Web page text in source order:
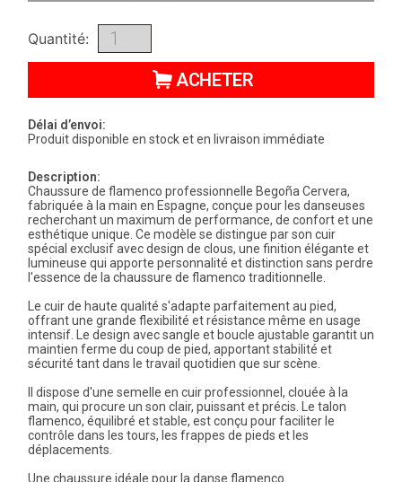
Quantité:
ACHETER
Délai d’envoi:
Produit disponible en stock et en livraison immédiate
Description:
Chaussure de flamenco professionnelle Begoña Cervera,
fabriquée à la main en Espagne, conçue pour les danseuses
recherchant un maximum de performance, de confort et une
esthétique unique. Ce modèle se distingue par son cuir
spécial exclusif avec design de clous, une finition élégante et
lumineuse qui apporte personnalité et distinction sans perdre
l'essence de la chaussure de flamenco traditionnelle.
Le cuir de haute qualité s'adapte parfaitement au pied,
offrant une grande flexibilité et résistance même en usage
intensif. Le design avec sangle et boucle ajustable garantit un
maintien ferme du coup de pied, apportant stabilité et
sécurité tant dans le travail quotidien que sur scène.
Il dispose d'une semelle en cuir professionnel, clouée à la
main, qui procure un son clair, puissant et précis. Le talon
flamenco, équilibré et stable, est conçu pour faciliter le
contrôle dans les tours, les frappes de pieds et les
déplacements.
Une chaussure idéale pour la danse flamenco